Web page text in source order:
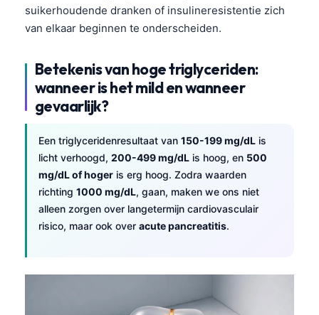
suikerhoudende dranken of insulineresistentie zich
van elkaar beginnen te onderscheiden.
Betekenis van hoge triglyceriden:
wanneer is het mild en wanneer
gevaarlijk?
Een triglyceridenresultaat van 150-199 mg/dL is
licht verhoogd, 200-499 mg/dL is hoog, en 500
mg/dL of hoger is erg hoog. Zodra waarden
richting 1000 mg/dL, gaan, maken we ons niet
alleen zorgen over langetermijn cardiovasculair
risico, maar ook over acute pancreatitis.